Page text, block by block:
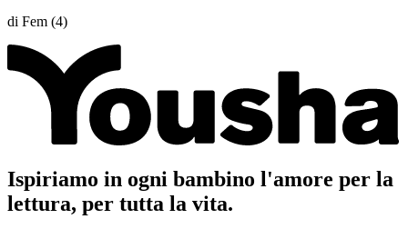
di Fem (4)
Ispiriamo in ogni bambino l'amore per la
lettura, per tutta la vita.